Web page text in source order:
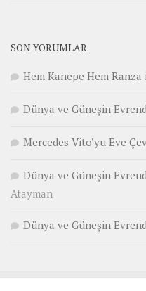
SON YORUMLAR
Hem Kanepe Hem Ranza
Dünya ve Güneşin
Mercedes Vito’yu Eve
Dünya ve Güneşin
Atayman
Dünya ve Güneşin